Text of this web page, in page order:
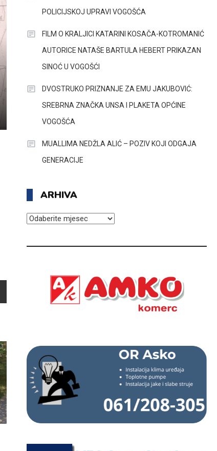
POLICIJSKOJ UPRAVI VOGOŠĆA
FILM O KRALJICI KATARINI KOSAČA-KOTROMANIĆ
AUTORICE NATAŠE BARTULA HEBERT PRIKAZAN
SINOĆ U VOGOŠĆI
DVOSTRUKO PRIZNANJE ZA EMU JAKUBOVIĆ:
SREBRNA ZNAČKA UNSA I PLAKETA OPĆINE
VOGOŠĆA
MUALLIMA NEDŽLA ALIĆ – POZIV KOJI ODGAJA
GENERACIJE
ARHIVA
ARHIVA